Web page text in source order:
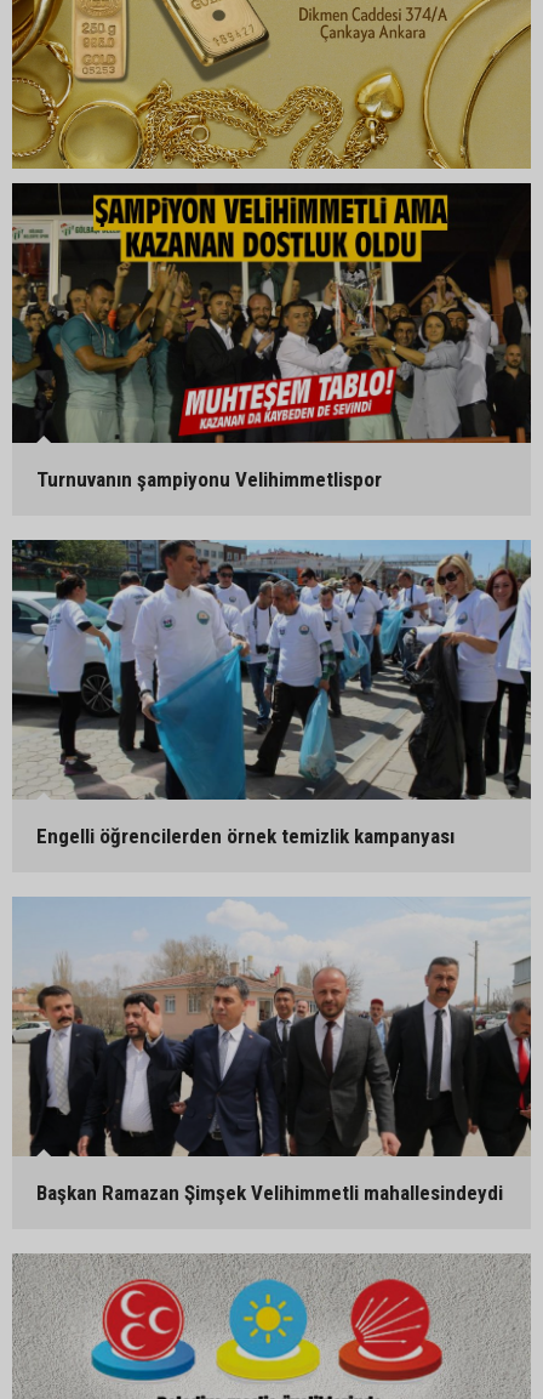
Turnuvanın şampiyonu Velihimmetlispor
Engelli öğrencilerden örnek temizlik kampanyası
Başkan Ramazan Şimşek Velihimmetli mahallesindeydi